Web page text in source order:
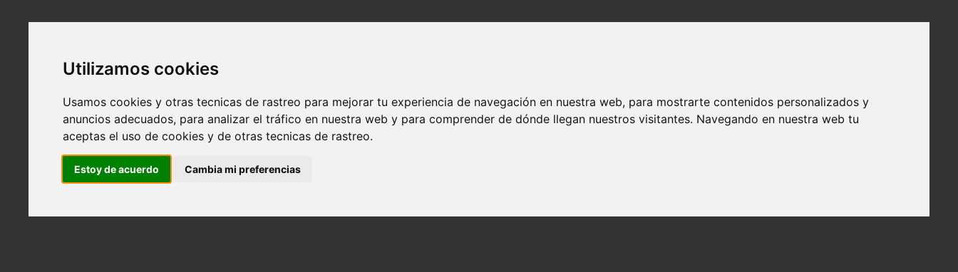
Utilizamos cookies
Usamos cookies y otras tecnicas de rastreo para mejorar tu experiencia de navegación en nuestra web, para mostrarte contenidos personalizados y
anuncios adecuados, para analizar el tráfico en nuestra web y para comprender de dónde llegan nuestros visitantes. Navegando en nuestra web tu
aceptas el uso de cookies y de otras tecnicas de rastreo.
Estoy de acuerdo Cambia mi preferencias